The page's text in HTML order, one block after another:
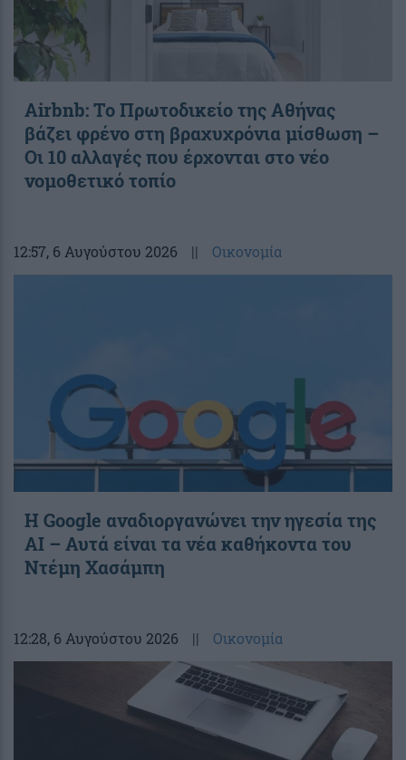
Airbnb: Το Πρωτοδικείο της Αθήνας
βάζει φρένο στη βραχυχρόνια μίσθωση –
Οι 10 αλλαγές που έρχονται στο νέο
νομοθετικό τοπίο
12:57, 6 Αυγούστου 2026 || Οικονομία
Η Google αναδιοργανώνει την ηγεσία της
AI – Αυτά είναι τα νέα καθήκοντα του
Ντέμη Χασάμπη
12:28, 6 Αυγούστου 2026 || Οικονομία